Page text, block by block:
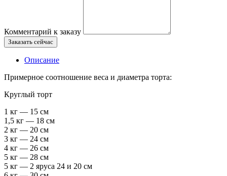
Комментарий к заказу
Заказать сейчас
Описание
Примерное соотношение веса и диаметра торта:
Круглый торт
1 кг — 15 см
1,5 кг — 18 см
2 кг — 20 см
3 кг — 24 см
4 кг — 26 см
5 кг — 28 см
5 кг — 2 яруса 24 и 20 см